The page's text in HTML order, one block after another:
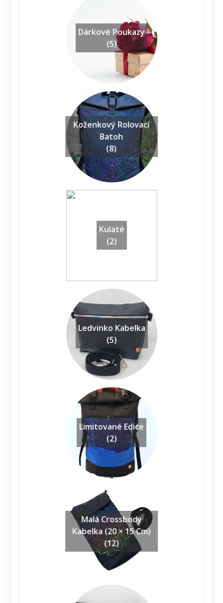
Dárkové Poukazy
(5)
Koženkový Rolovací
Batoh
(8)
Kulaté
(2)
Ledvinko Kabelka
(5)
Limitované Edice
(2)
Malá Crossbody
Kabelka (20 × 15 Cm)
(12)